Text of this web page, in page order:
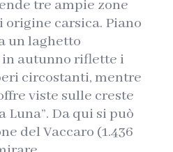
tre ampie zone
carsica. Piano
un laghetto
in autunno riflette i
circostanti, mentre
viste sulle creste
Luna”. Da qui si può
del Vaccaro (1.436